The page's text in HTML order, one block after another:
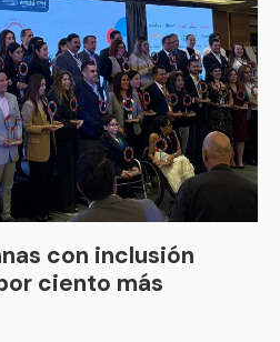
con inclusión
ciento más